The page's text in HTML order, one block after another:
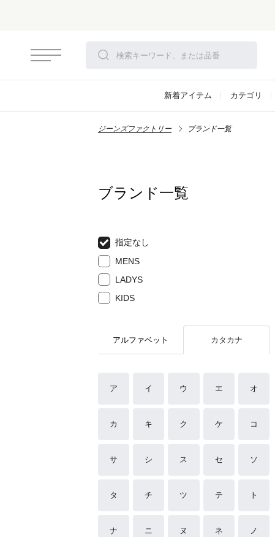
新着アイテム カテゴリ
ジーンズファクトリー ブランド一覧
ブランド一覧
指定なし
MENS
LADYS
KIDS
アルファベット カタカナ
ア イ ウ エ オ
カ キ ク ケ コ
サ シ ス セ ソ
タ チ ツ テ ト
ナ ニ ヌ ネ ノ